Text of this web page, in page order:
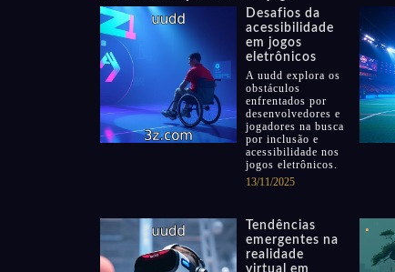
Desafios da
acessibilidade
em jogos
eletrônicos
A uudd explora os
obstáculos
enfrentados por
desenvolvedores e
jogadores na busca
por inclusão e
acessibilidade nos
jogos eletrônicos.
13/11/2025
Tendências
emergentes na
realidade
virtual em